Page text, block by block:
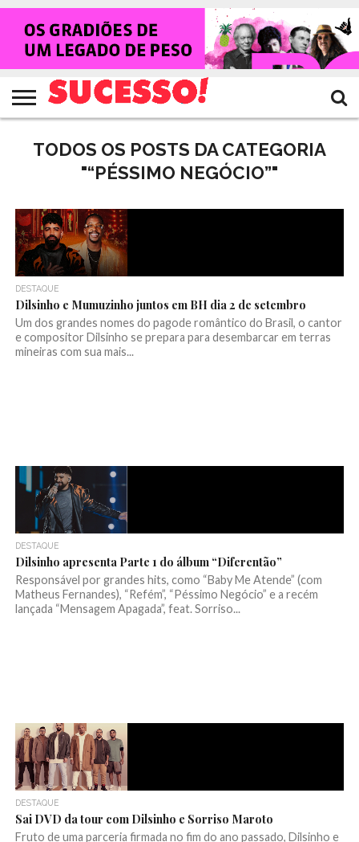
HOME
NOTÍCIAS
SHOWS
ENTREVISTAS
CLIQUES
RANKING
CROWLEY
TV
SUCESSO!
REVISTA
SUCESSO!
TODOS OS POSTS DA CATEGORIA
"“PÉSSIMO NEGÓCIO”"
DESTAQUE
Dilsinho e Mumuzinho juntos em BH dia 2 de setembro
Um dos grandes nomes do pagode romântico do Brasil, o cantor
e compositor Dilsinho se prepara para desembarcar em terras
mineiras com sua mais...
DESTAQUE
Dilsinho apresenta Parte 1 do álbum “Diferentão”
Responsável por grandes hits, como “Baby Me Atende” (com
Matheus Fernandes), “Refém”, “Péssimo Negócio” e a recém
lançada “Mensagem Apagada”, feat. Sorriso...
DESTAQUE
Sai DVD da tour com Dilsinho e Sorriso Maroto
Fruto de uma parceria firmada no fim do ano passado, Dilsinho e